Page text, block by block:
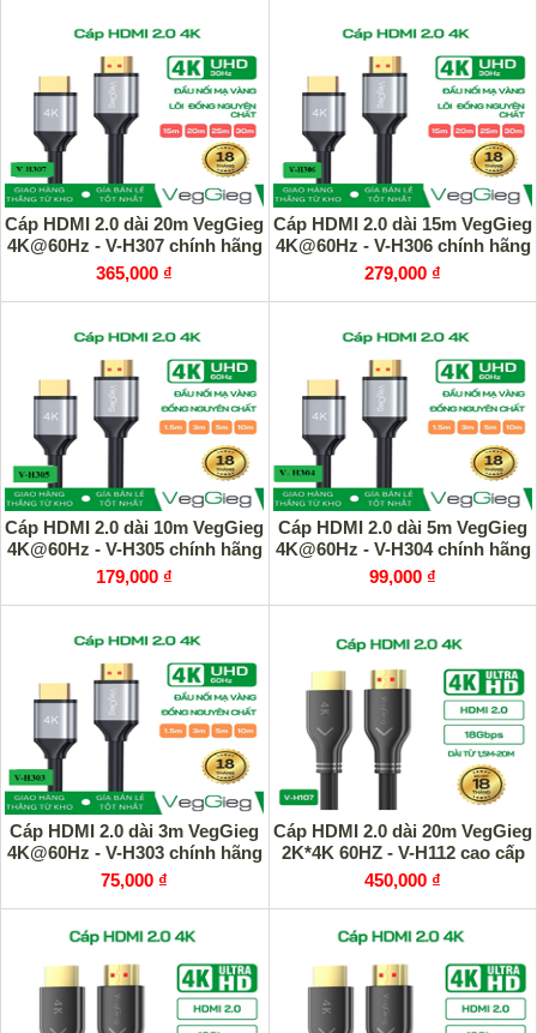
Cáp HDMI 2.0 dài 20m VegGieg
4K@60Hz - V-H307 chính hãng
365,000 ₫
Cáp HDMI 2.0 dài 15m VegGieg
4K@60Hz - V-H306 chính hãng
279,000 ₫
Cáp HDMI 2.0 dài 10m VegGieg
4K@60Hz - V-H305 chính hãng
179,000 ₫
Cáp HDMI 2.0 dài 5m VegGieg
4K@60Hz - V-H304 chính hãng
99,000 ₫
Cáp HDMI 2.0 dài 3m VegGieg
4K@60Hz - V-H303 chính hãng
75,000 ₫
Cáp HDMI 2.0 dài 20m VegGieg
2K*4K 60HZ - V-H112 cao cấp
450,000 ₫